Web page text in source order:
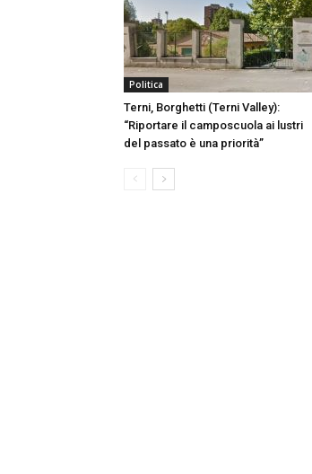
Politica
Terni, Borghetti (Terni Valley):
“Riportare il camposcuola ai lustri
del passato è una priorità”